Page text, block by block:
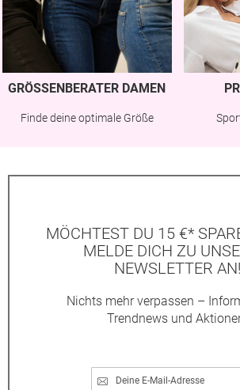
GRÖSSENBERATER DAMEN
Finde deine optimale Größe
MÖCHTEST DU 15 €*
MELDE DICH ZU
NEWSLETTER AN!
Nichts mehr verpassen –
Trendnews und